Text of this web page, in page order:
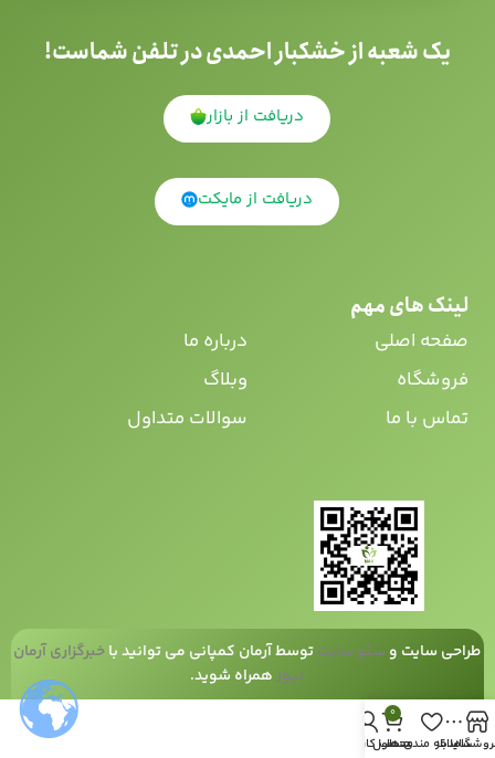
لینک های مهم
صفحه اصلی
فروشگاه
تماس با ما
درباره ما
وبلاگ
سوالات متداول
یک شعبه از خشکبار احمدی در تلفن شماست!
دریافت از بازار
دریافت از مایکت
طراحی سایت و سئو سایتتوسط آرمان کمپانی می توانید باخبرگزاری آرمان
نیوزهمراه شوید.
سایدبار
علاقه مندی ها
0
محصول
حساب کاربری من